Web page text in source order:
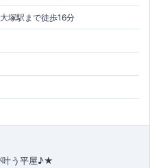
塚駅まで徒歩16分
叶う平屋♪★